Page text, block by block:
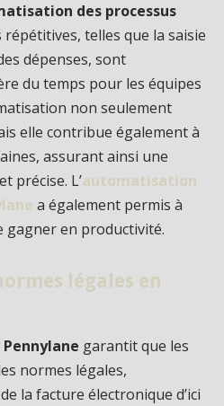
des processus
répétitives, telles que la saisie
dépenses, sont
du temps pour les équipes
non seulement
elle contribue également à
assurant ainsi une
précise. L’automatisation
a également permis à
gagner en productivité.
légales en
garantit que les
normes légales,
la facture électronique d’ici